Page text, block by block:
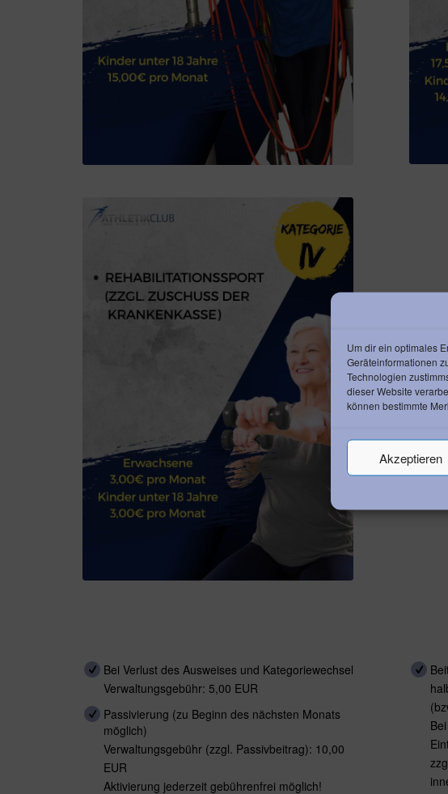
Um dir ein optimales
Geräteinformationen
Technologien
dieser Website
können bestimmte
Akzeptieren
Bei Verlust des Ausweises und Kategoriewechsel
Verwaltungsgebühr: 5,00 EUR
Passivierung (zu Beginn des nächsten Monats
möglich)
Verwaltungsgebühr (zzgl. Passivbeitrag): 10,00
EUR
Aktivierung jederzeit gebührenfrei möglich!